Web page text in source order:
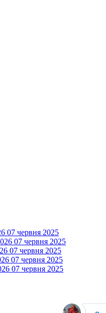
07 червня 2025
07 червня 2025
07 червня 2025
07 червня 2025
07 червня 2025